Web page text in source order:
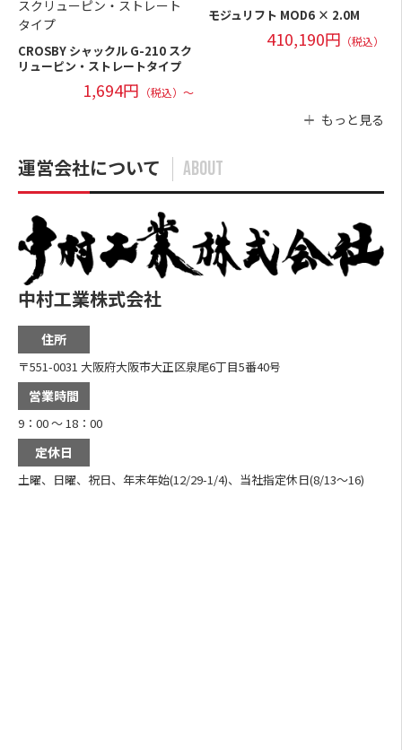
CROSBY シャックル G-210 スク
リューピン・ストレートタイプ
1,694円 （税込）～
モジュリフト MOD6 × 2.0M
410,190円 （税込）
もっと見る
運営会社について ABOUT
中村工業株式会社
住所
〒551-0031 大阪府大阪市大正区泉尾6丁目5番40号
営業時間
9：00 ～ 18：00
定休日
土曜、日曜、祝日、年末年始(12/29-1/4)、当社指定休日(8/13～16)